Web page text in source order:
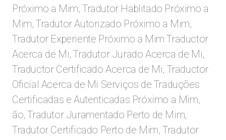
Próximo a Mim, Tradutor Hablitado Próximo a
Mim, Tradutor Autorizado Próximo a Mim,
Tradutor Experiente Próximo a Mim Traductor
Acerca de Mi, Tradutor Jurado Acerca de Mi,
Traductor Certificado Acerca de Mi, Traductor
Oficial Acerca de Mi Serviços de Traduções
Certificadas e Autenticadas Próximo a Mim,
ão, Tradutor Juramentado Perto de Mim,
Tradutor Certificado Perto de Mim, Tradutor